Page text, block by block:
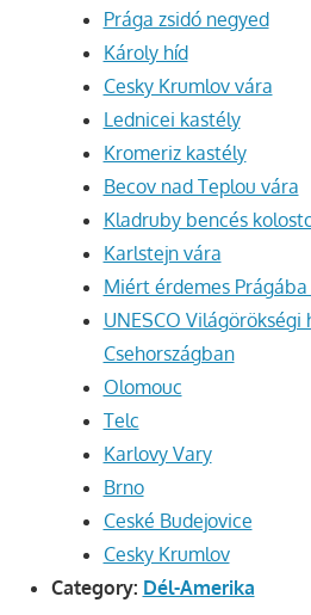
Prága zsidó negyed
Károly híd
Cesky Krumlov vára
Lednicei kastély
Kromeriz kastély
Becov nad Teplou vára
Kladruby bencés
Karlstejn vára
Miért érdemes Prágába
UNESCO Világörökségi
Csehországban
Olomouc
Telc
Karlovy Vary
Brno
Ceské Budejovice
Cesky Krumlov
Category: Dél-Amerika